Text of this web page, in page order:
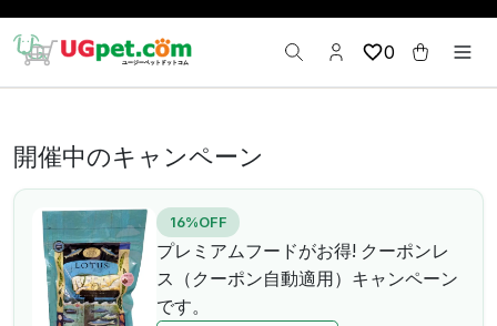
0
開催中のキャンペーン
16%OFF
プレミアムフードがお得! クーポンレ
ス（クーポン自動適用）キャンペーン
です。